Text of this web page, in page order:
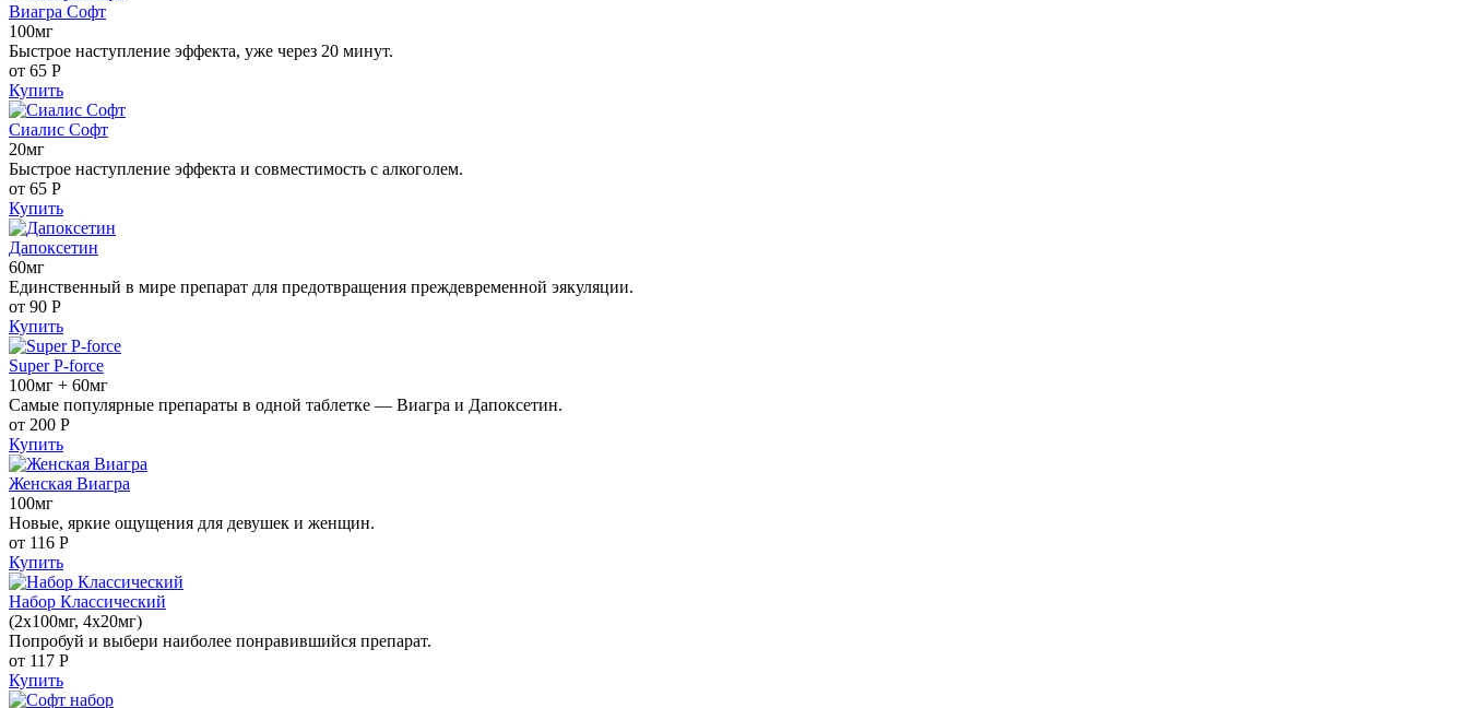
Виагра Софт
100мг
Быстрое наступление эффекта, уже через 20 минут.
от 65 Р
Купить
Сиалис Софт
20мг
Быстрое наступление эффекта и совместимость с алкоголем.
от 65 Р
Купить
Дапоксетин
60мг
Единственный в мире препарат для предотвращения преждевременной эякуляции.
от 90 Р
Купить
Super P-force
100мг + 60мг
Самые популярные препараты в одной таблетке — Виагра и Дапоксетин.
от 200 Р
Купить
Женская Виагра
100мг
Новые, яркие ощущения для девушек и женщин.
от 116 Р
Купить
Набор Классический
(2x100мг, 4x20мг)
Попробуй и выбери наиболее понравившийся препарат.
от 117 Р
Купить